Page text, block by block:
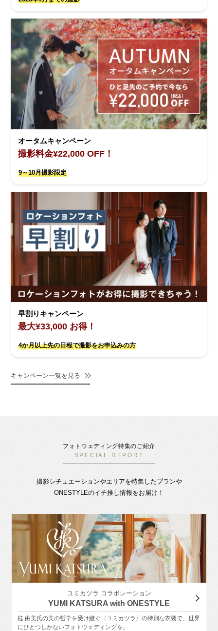
オータムキャンペーン
撮影料金¥22,000 OFF！
9～10月撮影限定
早割りキャンペーン
最大¥33,000 お得！
4か月以上先の日程で撮影をお申込みの方
キャンペーン一覧を見る
フォトウェディング特集のご紹介
SPECIAL REPORT
撮影シチュエーションやエリアを特集したプランや
ONESTYLEのイチ推し情報をお届け！
ユミカツラ コラボレーション
YUMI KATSURA with ONESTYLE
桂 由美氏の美の哲学を受け継ぐ〈ユミカツラ〉の特別な衣装で、世界
にひとつしかないフォトウェディングを。